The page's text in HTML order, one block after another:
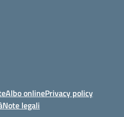
Albo onlinePrivacy policy
Note legali